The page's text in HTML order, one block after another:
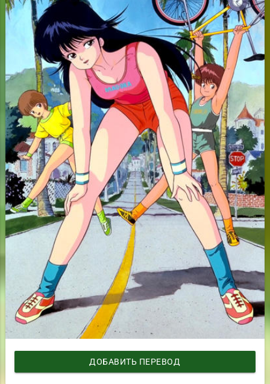
ДОБАВИТЬ ПЕРЕВОД